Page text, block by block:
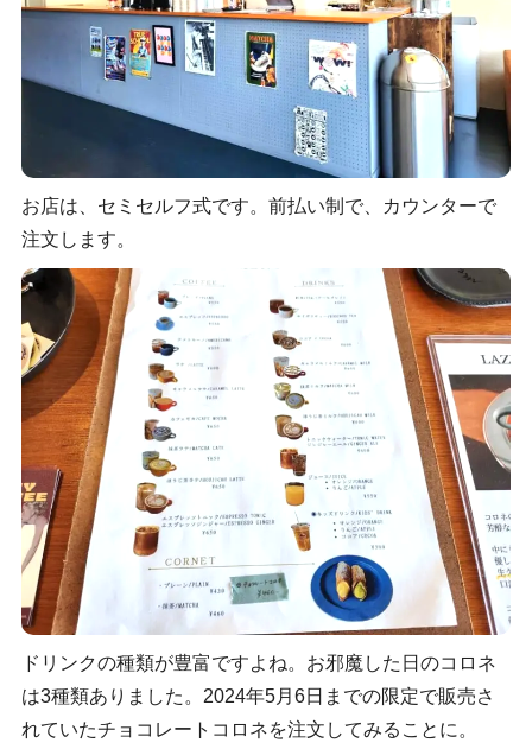
お店は、セミセルフ式です。前払い制で、カウンターで
注文します。
ドリンクの種類が豊富ですよね。お邪魔した日のコロネ
は3種類ありました。2024年5月6日までの限定で販売さ
れていたチョコレートコロネを注文してみることに。